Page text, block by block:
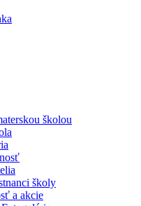
školou
školy
a akcie